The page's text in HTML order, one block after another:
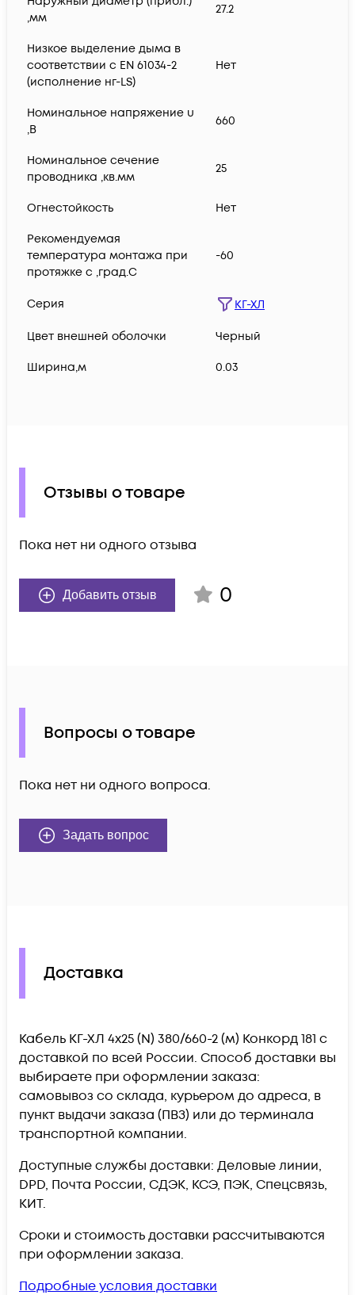
,мм
27.2
Низкое выделение дыма в
соответствии с EN 61034-2
(исполнение нг-LS)
Нет
Номинальное напряжение u
,В
660
Номинальное сечение
проводника ,кв.мм
25
Огнестойкость Нет
Рекомендуемая
температура монтажа при
протяжке с ,град.C
-60
Серия КГ-ХЛ
Цвет внешней оболочки Черный
Ширина,м 0.03
Отзывы о товаре
Пока нет ни одного отзыва
Добавить отзыв 0
Вопросы о товаре
Пока нет ни одного вопроса.
Задать вопрос
Доставка
Кабель КГ-ХЛ 4х25 (N) 380/660-2 (м) Конкорд 181 c
доставкой по всей России. Способ доставки вы
выбираете при оформлении заказа:
самовывоз со склада, курьером до адреса, в
пункт выдачи заказа (ПВЗ) или до терминала
транспортной компании.
Доступные службы доставки: Деловые линии,
DPD, Почта России, СДЭК, КСЭ, ПЭК, Спецсвязь,
КИТ.
Сроки и стоимость доставки рассчитываются
при оформлении заказа.
Подробные условия доставки